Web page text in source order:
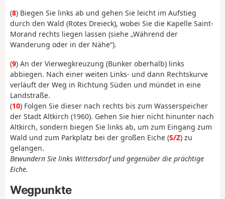
(8) Biegen Sie links ab und gehen Sie leicht im Aufstieg
durch den Wald (Rotes Dreieck), wobei Sie die Kapelle Saint-
Morand rechts liegen lassen (siehe „Während der
Wanderung oder in der Nähe“).
(9) An der Vierwegkreuzung (Bunker oberhalb) links
abbiegen. Nach einer weiten Links- und dann Rechtskurve
verläuft der Weg in Richtung Süden und mündet in eine
Landstraße.
(10) Folgen Sie dieser nach rechts bis zum Wasserspeicher
der Stadt Altkirch (1960). Gehen Sie hier nicht hinunter nach
Altkirch, sondern biegen Sie links ab, um zum Eingang zum
Wald und zum Parkplatz bei der großen Eiche (S/Z) zu
gelangen.
Bewundern Sie links Wittersdorf und gegenüber die prächtige
Eiche.
Wegpunkte